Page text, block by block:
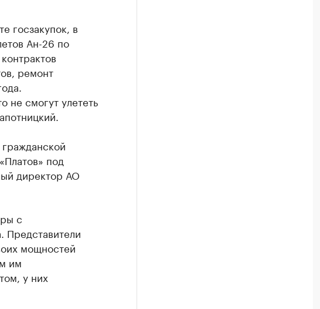
госзакупок, в
Ан-26 по
ремонт
не смогут улететь
под
директор АО
с
Представители
мощностей
им
у них